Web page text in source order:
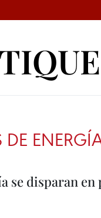
se disparan